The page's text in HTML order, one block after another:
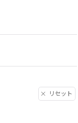
リセット